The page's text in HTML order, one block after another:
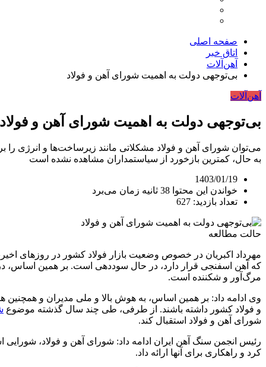
صفحه اصلی
اتاق خبر
آهن‌آلات
بی‌توجهی دولت به اهمیت شورای آهن و فولاد
آهن‌آلات
بی‌توجهی دولت به اهمیت شورای آهن و فولاد
می‌توان شورای آهن و فولاد مشکلاتی مانند زیرساخت‌ها و انرژی را
به حال، کمترین بازخورد از سیاستمداران مشاهده نشده است
1403/01/19
خواندن این محتوا 38 ثانیه زمان می‌برد
تعداد بازدید: 627
حالت مطالعه
مهرداد اکبریان در خصوص وضعیت بازار فولاد کشور در روزهای
که آهن اسفنجی قرار دارد، در حال سوددهی است. بر همین اساس،
مرگ‌آور و شکننده است.
و فولاد کشور داشته باشند. از طرفی، طی چند سال گذشته موضوع
شورای آهن و فولاد استقبال کند.
کرد و راهکاری برای آنها ارائه داد.